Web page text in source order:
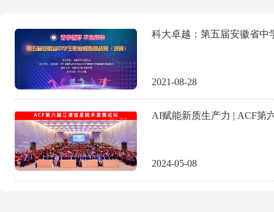
2021-08-28
2024-05-08